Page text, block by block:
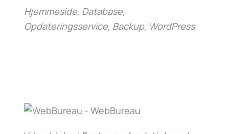
Hjemmeside, Database,
Opdateringsservice, Backup, WordPress